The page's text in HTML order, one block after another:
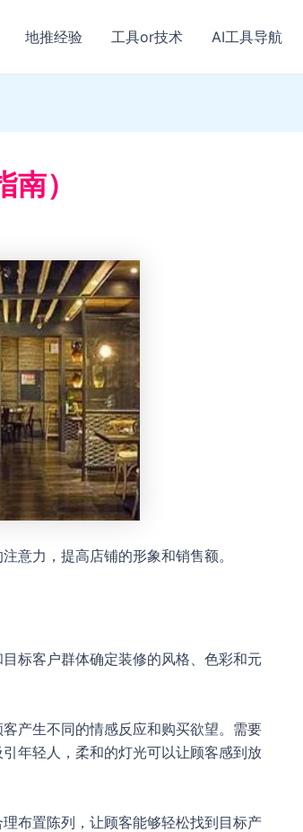
地推经验 工具or技术 AI工具导航
）
意力，提高店铺的形象和销售额。
标客户群体确定装修的风格、色彩和元
产生不同的情感反应和购买欲望。需要
年轻人，柔和的灯光可以让顾客感到放
布置陈列，让顾客能够轻松找到目标产